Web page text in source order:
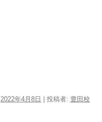
2022年4月8日 投稿者: 豊田校